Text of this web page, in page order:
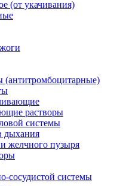
(от укачивания)
(антитромбоцитарные)
растворы
системы
дыхания
желчного пузыря
сосудистой системы